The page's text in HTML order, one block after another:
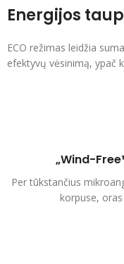
Energijos
ECO režimas leidžia
efektyvų vėsinimą, ypač
„Wind-
Per tūkstančius
korpuse,